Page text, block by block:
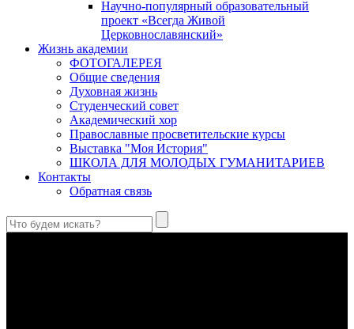
Научно-популярный образовательный
проект «Всегда Живой
Церковнославянский»
Жизнь академии
ФОТОГАЛЕРЕЯ
Общие сведения
Духовная жизнь
Студенческий совет
Академический хор
Православные просветительские курсы
Выставка "Моя История"
ШКОЛА ДЛЯ МОЛОДЫХ ГУМАНИТАРИЕВ
Контакты
Обратная связь